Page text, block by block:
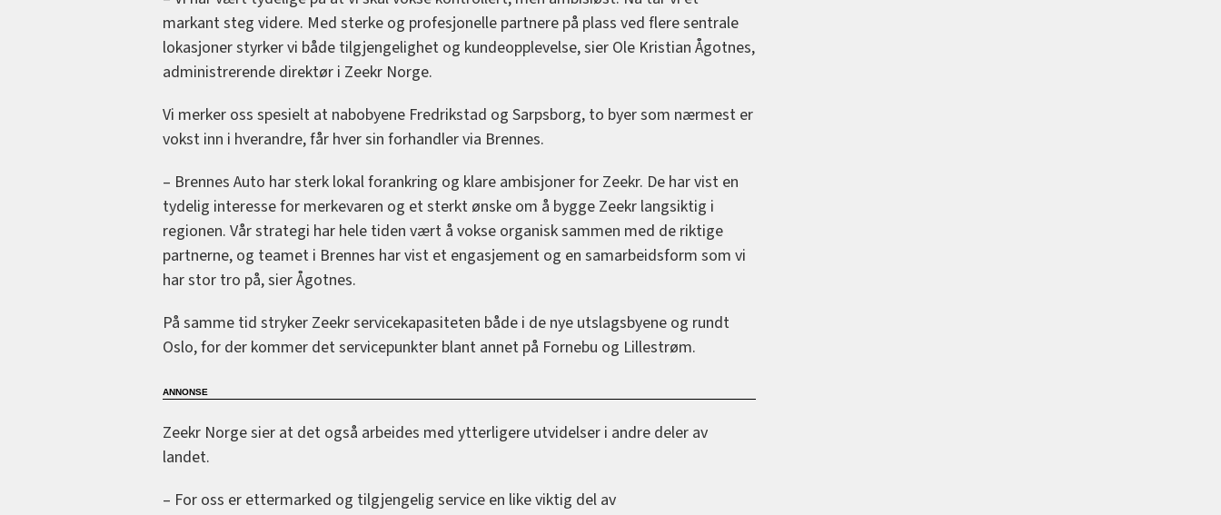
markant steg videre. Med sterke og profesjonelle partnere på plass ved flere sentrale
lokasjoner styrker vi både tilgjengelighet og kundeopplevelse, sier Ole Kristian Ågotnes,
administrerende direktør i Zeekr Norge.
Vi merker oss spesielt at nabobyene Fredrikstad og Sarpsborg, to byer som nærmest er
vokst inn i hverandre, får hver sin forhandler via Brennes.
– Brennes Auto har sterk lokal forankring og klare ambisjoner for Zeekr. De har vist en
tydelig interesse for merkevaren og et sterkt ønske om å bygge Zeekr langsiktig i
regionen. Vår strategi har hele tiden vært å vokse organisk sammen med de riktige
partnerne, og teamet i Brennes har vist et engasjement og en samarbeidsform som vi
har stor tro på, sier Ågotnes.
På samme tid stryker Zeekr servicekapasiteten både i de nye utslagsbyene og rundt
Oslo, for der kommer det servicepunkter blant annet på Fornebu og Lillestrøm.
Zeekr Norge sier at det også arbeides med ytterligere utvidelser i andre deler av
landet.
– For oss er ettermarked og tilgjengelig service en like viktig del av